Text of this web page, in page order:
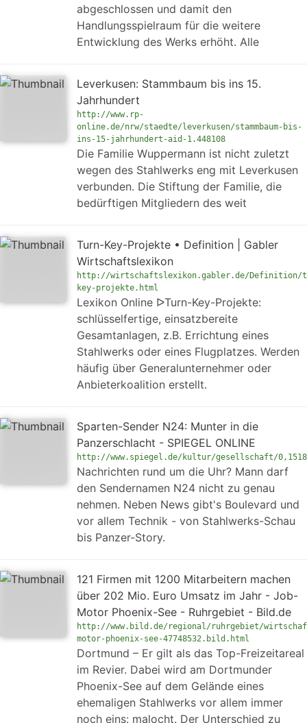
abgeschlossen und damit den
Handlungsspielraum für die weitere
Entwicklung des Werks erhöht. Alle
Leverkusen: Stammbaum bis ins 15.
Jahrhundert
http://www.rp-
online.de/nrw/staedte/leverkusen/stammbaum-bis-
ins-15-jahrhundert-aid-1.448108
Die Familie Wuppermann ist nicht zuletzt
wegen des Stahlwerks eng mit Leverkusen
verbunden. Die Stiftung der Familie, die
bedürftigen Mitgliedern des weit
Turn-Key-Projekte • Definition | Gabler
Wirtschaftslexikon
http://wirtschaftslexikon.gabler.de/Definition/
key-projekte.html
Lexikon Online ᐅTurn-Key-Projekte:
schlüsselfertige, einsatzbereite
Gesamtanlagen, z.B. Errichtung eines
Stahlwerks oder eines Flugplatzes. Werden
häufig über Generalunternehmer oder
Anbieterkoalition erstellt.
Sparten-Sender N24: Munter in die
Panzerschlacht - SPIEGEL ONLINE
http://www.spiegel.de/kultur/gesellschaft/
Nachrichten rund um die Uhr? Mann darf
den Sendernamen N24 nicht zu genau
nehmen. Neben News gibt's Boulevard und
vor allem Technik - von Stahlwerks-Schau
bis Panzer-Story.
121 Firmen mit 1200 Mitarbeitern machen
über 202 Mio. Euro Umsatz im Jahr - Job-
Motor Phoenix-See - Ruhrgebiet - Bild.de
http://www.bild.de/regional/ruhrgebiet/
motor-phoenix-see-47748532.bild.html
Dortmund – Er gilt als das Top-Freizeitareal
im Revier. Dabei wird am Dortmunder
Phoenix-See auf dem Gelände eines
ehemaligen Stahlwerks vor allem immer
noch eins: malocht. Der Unterschied zu